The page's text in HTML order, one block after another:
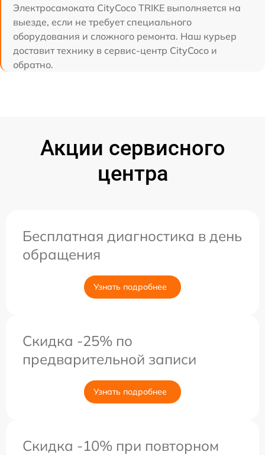
Электросамоката CityCoco TRIKE выполняется на
выезде, если не требует специального
оборудования и сложного ремонта. Наш курьер
доставит технику в сервис-центр CityCoco и
обратно.
Акции сервисного
центра
Бесплатная диагностика в день
обращения
Узнать подробнее
Скидка -25% по
предварительной записи
Узнать подробнее
Скидка -10% при повторном